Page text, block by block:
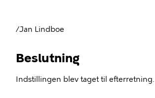
/Jan Lindboe
Beslutning
Indstillingen blev taget til efterretning.